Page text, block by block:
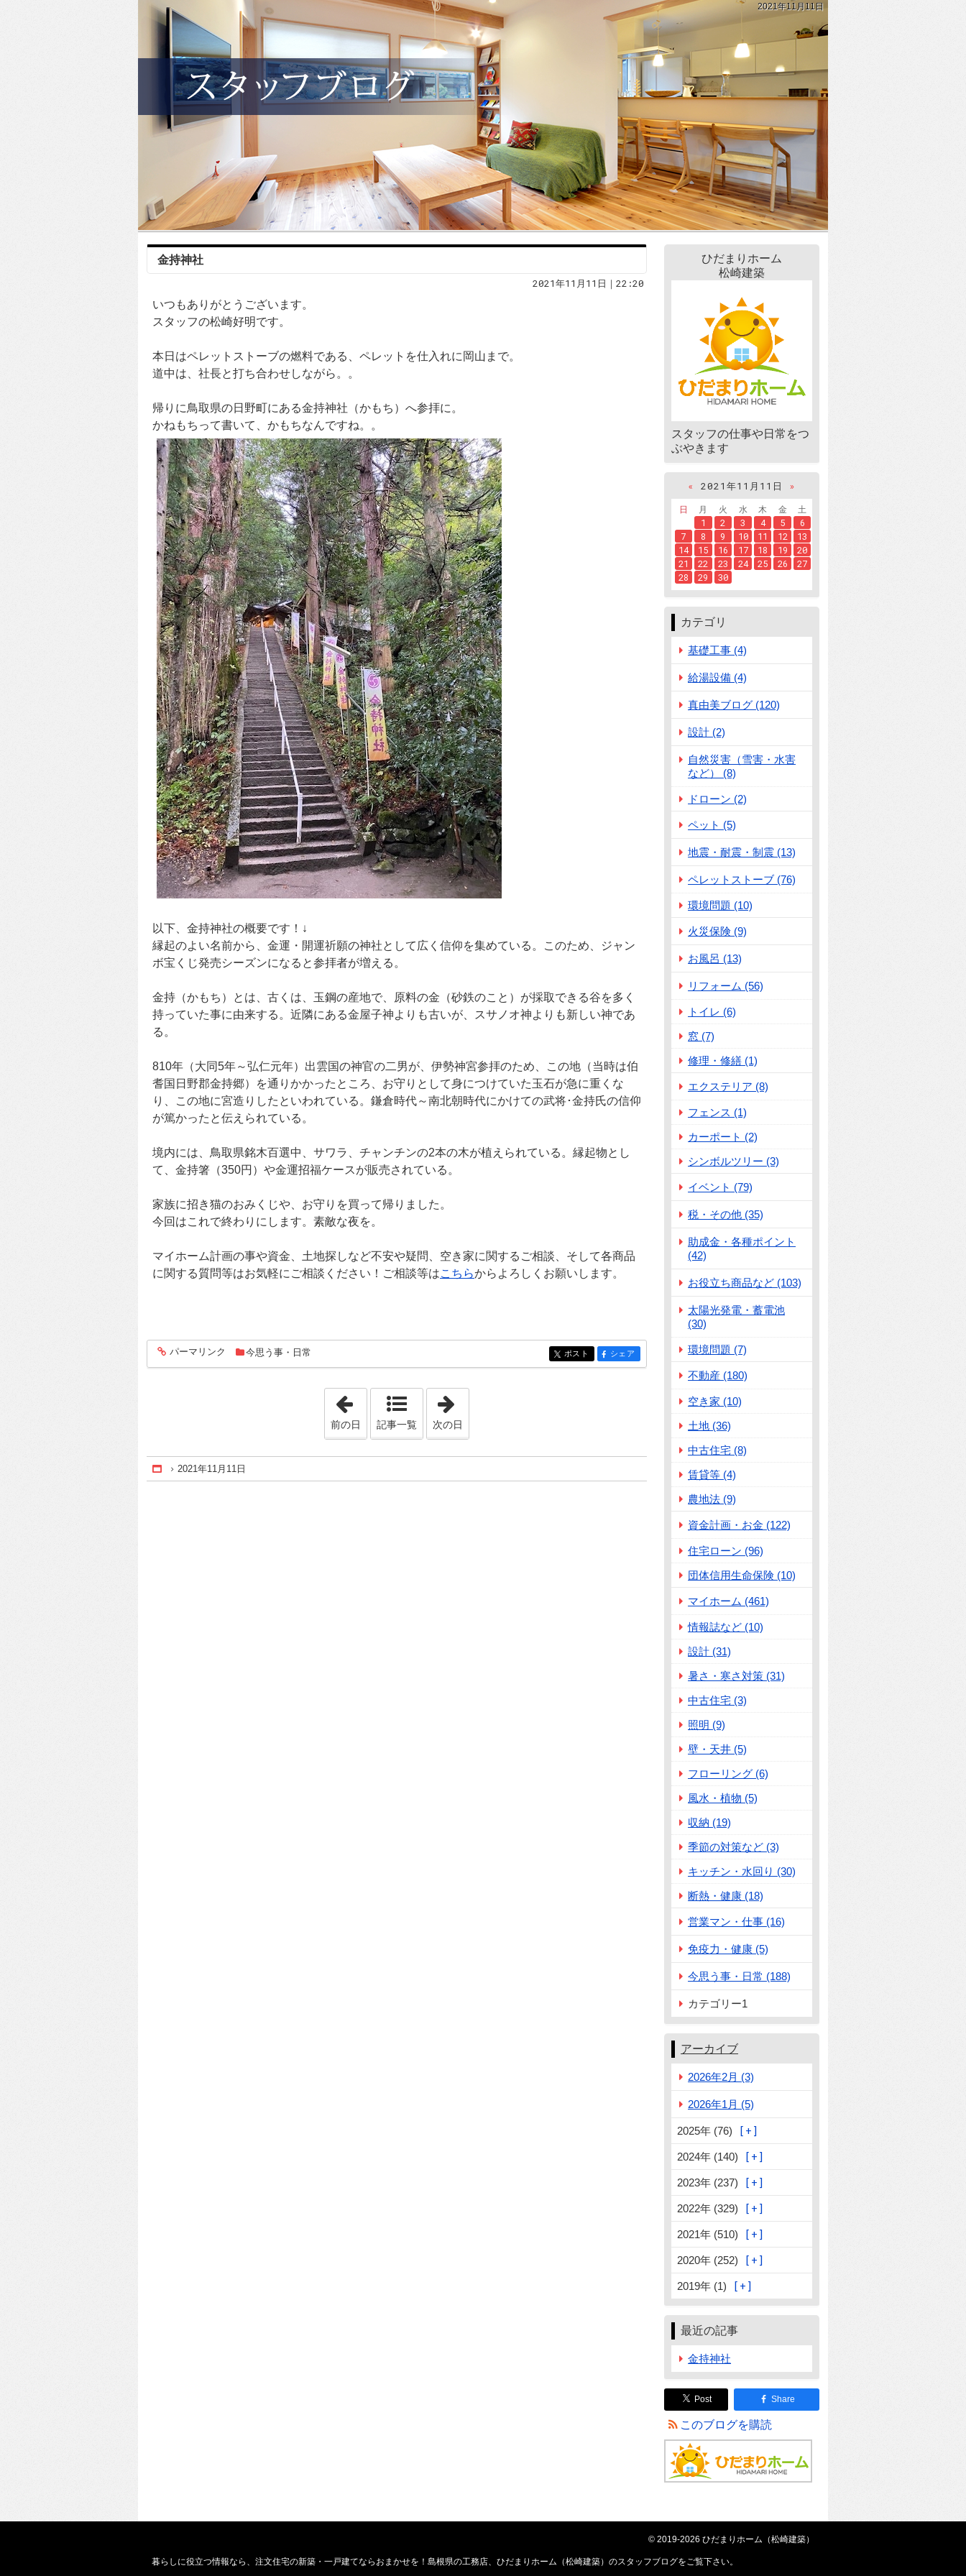
2021年11月11日
金持神社
2021年11月11日｜22:20
いつもありがとうございます。
スタッフの松崎好明です。
本日はペレットストーブの燃料である、ペレットを仕入れに岡山まで。
道中は、社長と打ち合わせしながら。。
帰りに鳥取県の日野町にある金持神社（かもち）へ参拝に。
かねもちって書いて、かもちなんですね。。
以下、金持神社の概要です！↓
縁起のよい名前から、金運・開運祈願の神社として広く信仰を集めている。このため、ジャン
ボ宝くじ発売シーズンになると参拝者が増える。
金持（かもち）とは、古くは、玉鋼の産地で、原料の金（砂鉄のこと）が採取できる谷を多く
持っていた事に由来する。近隣にある金屋子神よりも古いが、スサノオ神よりも新しい神であ
る。
810年（大同5年～弘仁元年）出雲国の神官の二男が、伊勢神宮参拝のため、この地（当時は伯
耆国日野郡金持郷）を通りかかったところ、お守りとして身につけていた玉石が急に重くな
り、この地に宮造りしたといわれている。鎌倉時代～南北朝時代にかけての武将･金持氏の信仰
が篤かったと伝えられている。
境内には、鳥取県銘木百選中、サワラ、チャンチンの2本の木が植えられている。縁起物とし
て、金持箸（350円）や金運招福ケースが販売されている。
家族に招き猫のおみくじや、お守りを買って帰りました。
今回はこれで終わりにします。素敵な夜を。
マイホーム計画の事や資金、土地探しなど不安や疑問、空き家に関するご相談、そして各商品
に関する質問等はお気軽にご相談ください！ご相談等はこちらからよろしくお願いします。
entry978
パーマリンク 今思う事・日常 entry978
ポスト entry978
シェア
「2021年11月10日」
前の日 記事一覧 次の日
Home
2021年11月11日
ひだまりホーム
松崎建築
スタッフの仕事や日常をつ
ぶやきます
« 2021年11月11日
»
日
月 火 水 木 金
土
1
2 3 4 5
6
7
8 9 10 11 12
13
14
15 16 17 18 19
20
21
22 23 24 25 26
27
28
29 30
カテゴリ
基礎工事 (4)
給湯設備 (4)
真由美ブログ (120)
設計 (2)
自然災害（雪害・水害
など） (8)
ドローン (2)
ペット (5)
地震・耐震・制震 (13)
ペレットストーブ (76)
環境問題 (10)
火災保険 (9)
お風呂 (13)
リフォーム (56)
トイレ (6)
窓 (7)
修理・修繕 (1)
エクステリア (8)
フェンス (1)
カーポート (2)
シンボルツリー (3)
イベント (79)
税・その他 (35)
助成金・各種ポイント
(42)
お役立ち商品など (103)
太陽光発電・蓄電池
(30)
環境問題 (7)
不動産 (180)
空き家 (10)
土地 (36)
中古住宅 (8)
賃貸等 (4)
農地法 (9)
資金計画・お金 (122)
住宅ローン (96)
団体信用生命保険 (10)
マイホーム (461)
情報誌など (10)
設計 (31)
暑さ・寒さ対策 (31)
中古住宅 (3)
照明 (9)
壁・天井 (5)
フローリング (6)
風水・植物 (5)
収納 (19)
季節の対策など (3)
キッチン・水回り (30)
断熱・健康 (18)
営業マン・仕事 (16)
免疫力・健康 (5)
今思う事・日常 (188)
カテゴリー1
アーカイブ
2026年2月 (3)
2026年1月 (5)
2025年 (76)
2024年 (140)
2023年 (237)
2022年 (329)
2021年 (510)
2020年 (252)
2019年 (1)
最近の記事
金持神社
Post Share
このブログを購読
© 2019-2026 ひだまりホーム（松崎建築）
暮らしに役立つ情報なら、注文住宅の新築・一戸建てならおまかせを！島根県の工務店、ひだまりホーム（松崎建築）のスタッフブログをご覧下さい。